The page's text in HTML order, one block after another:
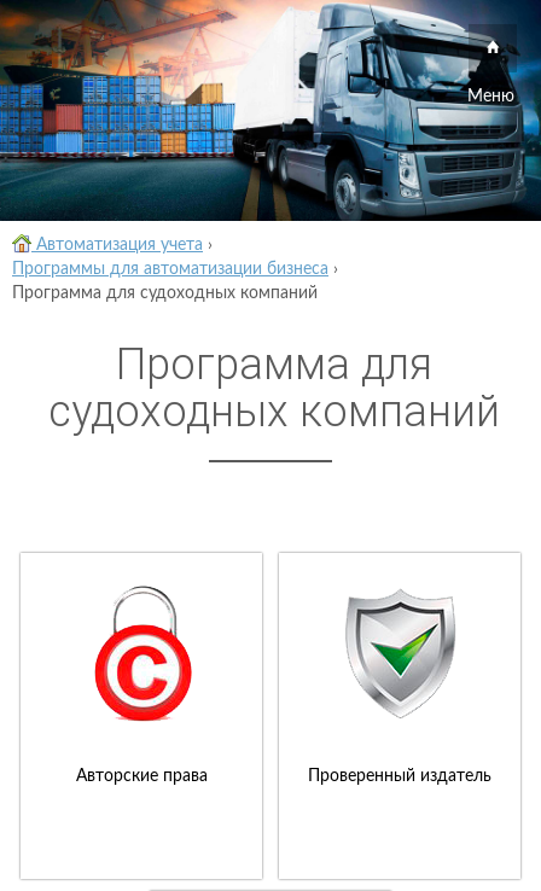
Меню
Автоматизация учета ›
Программы для автоматизации бизнеса ›
Программа для судоходных компаний
Программа для
судоходных компаний
Авторские права Проверенный издатель